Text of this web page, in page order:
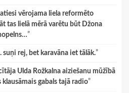
vērojama liela reformēto
tas lielā mērā varētu būt Džona
”
suņi rej, bet karavāna iet tālāk.”
Ulda Rožkalna aiziešanu mūžībā
gabals tajā radio”